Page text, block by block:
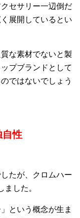
セサリー一辺倒だ
展開しているとい
な素材でないと製
プブランドとして
ではないでしょう
自性
たが、クロムハー
した。
という概念が生ま